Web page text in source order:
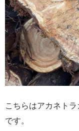
こちらはアカネト
です。